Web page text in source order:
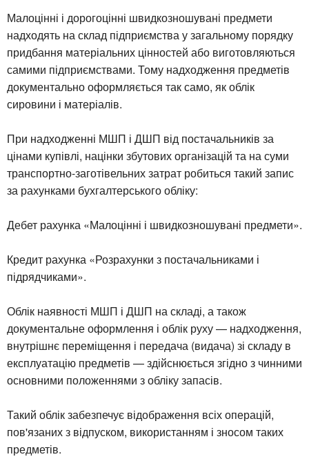
Малоцінні і дорогоцінні швидкозношувані предмети
надходять на склад підприємства у загальному порядку
придбання матеріальних цінностей або виготовляються
самими підприємствами. Тому надходження предметів
документально оформляється так само, як облік
сировини і матеріалів.
При надходженні МШП і ДШП від постачальників за
цінами купівлі, націнки збутових організацій та на суми
транспортно-заготівельних затрат робиться такий запис
за рахунками бухгалтерського обліку:
Дебет рахунка «Малоцінні і швидкозношувані предмети».
Кредит рахунка «Розрахунки з постачальниками і
підрядчиками».
Облік наявності МШП і ДШП на складі, а також
документальне оформлення і облік руху — надходження,
внутрішнє переміщення і передача (видача) зі складу в
експлуатацію предметів — здійснюється згідно з чинними
основними положеннями з обліку запасів.
Такий облік забезпечує відображення всіх операцій,
пов'язаних з відпуском, використанням і зносом таких
предметів.